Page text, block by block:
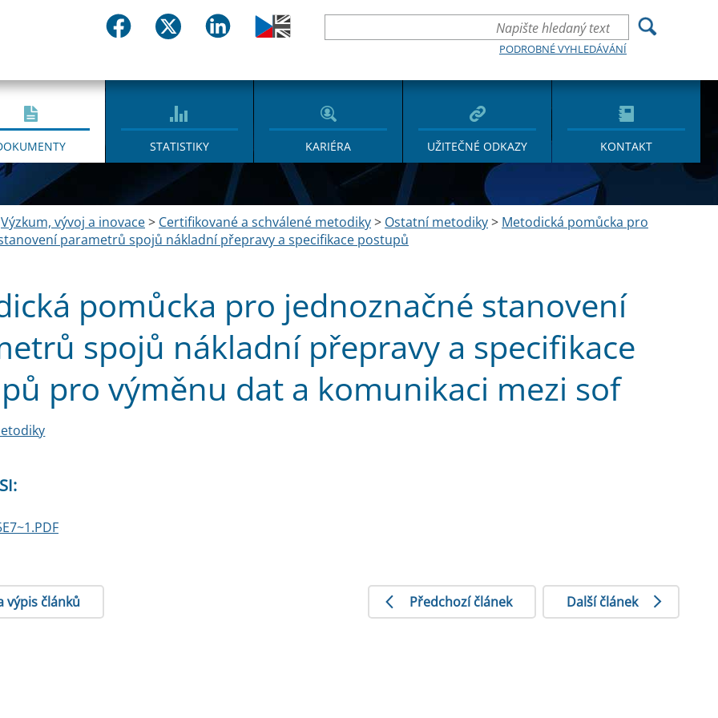
PODROBNÉ VYHLEDÁVÁNÍ
STATISTIKY KARIÉRA UŽITEČNÉ ODKAZY KONTAKT
Výzkum, vývoj a inovace> Certifikované a schválené metodiky> Ostatní metodiky> Metodická pomůcka pro
parametrů spojů nákladní přepravy a specifikace postupů
pomůcka pro jednoznačné stanovení
spojů nákladní přepravy a specifikace
pro výměnu dat a komunikaci mezi sof
výpis článků Předchozí článek Další článek